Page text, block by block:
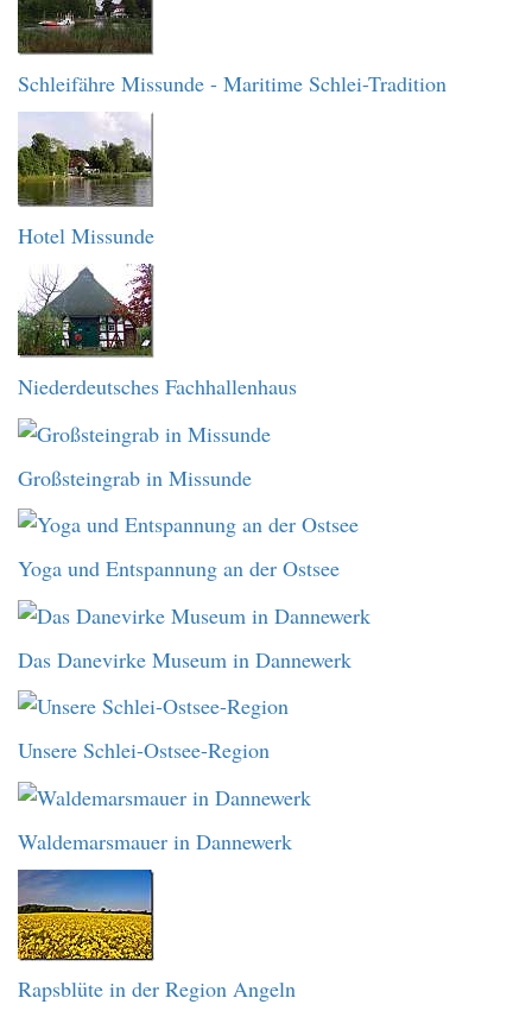
Schleifähre Missunde - Maritime Schlei-Tradition
Hotel Missunde
Niederdeutsches Fachhallenhaus
Großsteingrab in Missunde
Yoga und Entspannung an der Ostsee
Das Danevirke Museum in Dannewerk
Unsere Schlei-Ostsee-Region
Waldemarsmauer in Dannewerk
Rapsblüte in der Region Angeln